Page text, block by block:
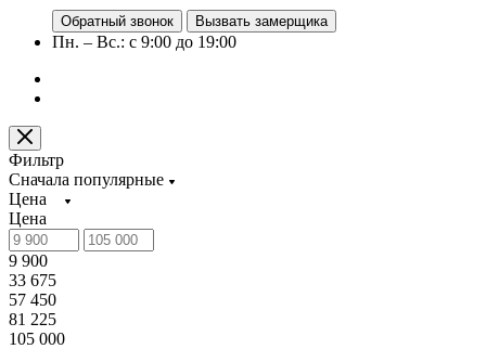
Обратный звонок Вызвать замерщика
Пн. – Вс.: с 9:00 до 19:00
Фильтр
Сначала популярные
Цена
Цена
9 900
33 675
57 450
81 225
105 000